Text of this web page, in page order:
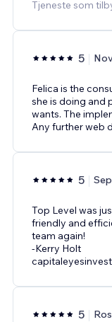
Tjeneste som
5
Felica is the
she is doing and
wants. The
Any further web
5
Top Level was
friendly and
team again!
-Kerry Holt
5